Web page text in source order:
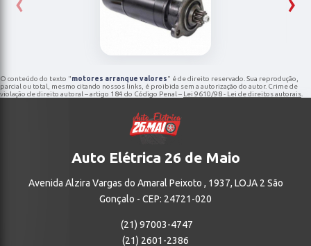
O conteúdo do texto "motores arranque valores" é de direito reservado. Sua reprodução,
parcial ou total, mesmo citando nossos links, é proibida sem a autorização do autor. Crime de
violação de direito autoral – artigo 184 do Código Penal – Lei 9610/98 - Lei de direitos autorais
Auto Elétrica 26 de Maio
Avenida Alzira Vargas do Amaral Peixoto , 1937, LOJA 2 São
Gonçalo - CEP: 24721-020
(21) 97003-4747
(21) 2601-2386